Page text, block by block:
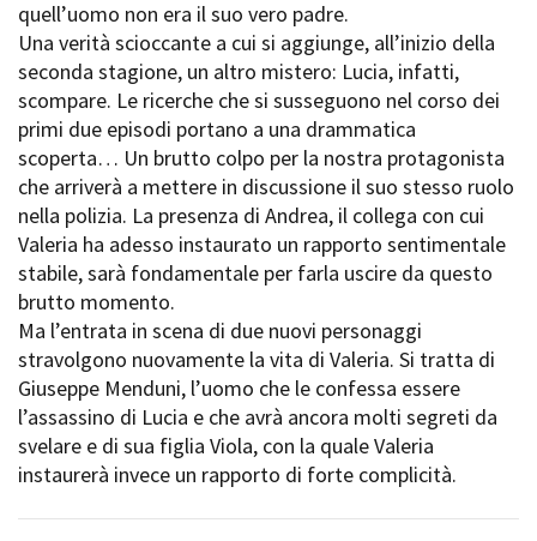
Strutture di servizio
Professionisti
Attrici-Attori
Beginners
LOCATION GUIDE
FILM DATABASE
BOOK DATABASE
NEWS
CASTING
STRUMENTI
Location - Accedi al tuo
profilo
Location - Nuovo utente
Newsletter
Lavora con noi
Stage - Tirocini - Scuola e
Lavoro
Elenco Operatori Economici
per affidamento lavori in
Bandi e gare
quell’uomo non era il suo vero padre.
Una verità scioccante a cui si aggiunge, all’inizio della
seconda stagione, un altro mistero: Lucia, infatti,
scompare. Le ricerche che si susseguono nel corso dei
primi due episodi portano a una drammatica
scoperta… Un brutto colpo per la nostra protagonista
che arriverà a mettere in discussione il suo stesso ruolo
nella polizia. La presenza di Andrea, il collega con cui
Valeria ha adesso instaurato un rapporto sentimentale
stabile, sarà fondamentale per farla uscire da questo
brutto momento.
Ma l’entrata in scena di due nuovi personaggi
stravolgono nuovamente la vita di Valeria. Si tratta di
Giuseppe Menduni, l’uomo che le confessa essere
l’assassino di Lucia e che avrà ancora molti segreti da
svelare e di sua figlia Viola, con la quale Valeria
instaurerà invece un rapporto di forte complicità.